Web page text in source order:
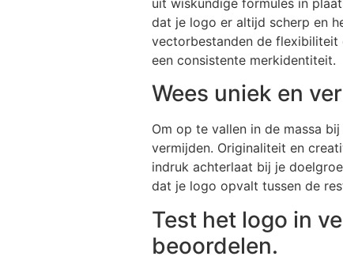
dat je logo er altijd scherp en
vectorbestanden de flexibiliteit
een consistente merkidentiteit.
Wees uniek en
Om op te vallen in de massa
vermijden. Originaliteit en
indruk achterlaat bij je
dat je logo opvalt tussen de
Test het logo in
beoordelen.